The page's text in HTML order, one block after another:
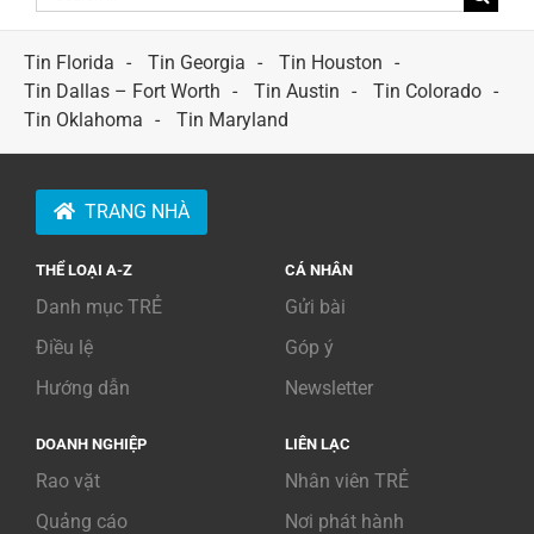
for:
Tin Florida
Tin Georgia
Tin Houston
Tin Dallas – Fort Worth
Tin Austin
Tin Colorado
Tin Oklahoma
Tin Maryland
TRANG NHÀ
THỂ LOẠI A-Z
Danh mục TRẺ
Điều lệ
Hướng dẫn
CÁ NHÂN
Gửi bài
Góp ý
Newsletter
DOANH NGHIỆP
Rao vặt
Quảng cáo
LIÊN LẠC
Nhân viên TRẺ
Nơi phát hành